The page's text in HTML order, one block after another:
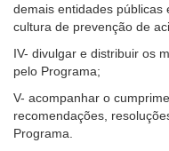
demais entidades públicas
cultura de prevenção de
IV- divulgar e distribuir os
pelo Programa;
V- acompanhar o
recomendações,
Programa.